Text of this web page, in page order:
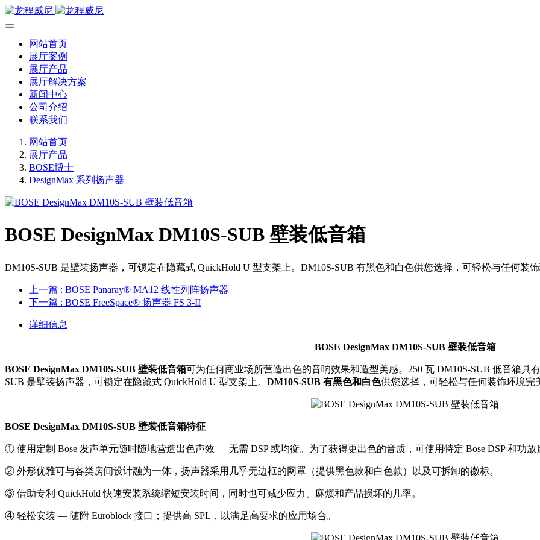
网站首页
展厅案例
展厅产品
展厅解决方案
新闻中心
公司介绍
联系我们
网站首页
展厅产品
BOSE博士
DesignMax 系列扬声器
BOSE DesignMax DM10S-SUB 壁装低音箱
DM10S-SUB 是壁装扬声器，可锁定在隐藏式 QuickHold U 型支架上。DM10S-SUB 有黑色和白色供您选择，可轻松与任何装饰
上一篇 : BOSE Panaray® MA12 线性列阵扬声器
下一篇 : BOSE FreeSpace® 扬声器 FS 3-II
详细信息
BOSE DesignMax DM10S-SUB 壁装低音箱
BOSE DesignMax DM10S-SUB 壁装低音箱可为任何商业场所营造出色的音响效果和造型美感。250 瓦 DM10S-SUB 低音箱具
SUB 是壁装扬声器，可锁定在隐藏式 QuickHold U 型支架上。 DM10S-SUB 有黑色和白色供您选择，可轻松与任何装饰环境完
BOSE DesignMax DM10S-SUB 壁装低音箱特征
① 使用定制 Bose 发声单元随时随地营造出色声效 — 无需 DSP 或均衡。为了获得更出色的音质，可使用特定 Bose DSP 和功放
② 外形优雅可与各类房间设计融为一体，扬声器采用几乎无边框的网罩（提供黑色款和白色款）以及可拆卸的徽标。
③ 借助专利 QuickHold 快速安装系统缩短安装时间，同时也可减少应力、麻烦和产品损坏的几率。
④ 轻松安装 — 随附 Euroblock 接口；提供高 SPL，以满足高要求的应用场合。